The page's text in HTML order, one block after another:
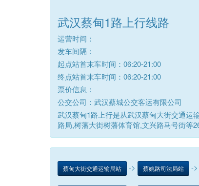
武汉蔡甸1路上行线路
运营时间：
发车间隔：
起点站首末车时间：06:20-21:00
终点站首末车时间：06:20-21:00
票价信息：
公交公司：武汉蔡城公交客运有限公司
武汉蔡甸1路上行是从武汉蔡甸大街交通运
路局,树藩大街树藩体育馆,文兴路马号街等
蔡甸大街交通运输局站 -> 蔡姚路司法局站 ->